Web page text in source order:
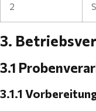
2
3.
3.1
3.1.1